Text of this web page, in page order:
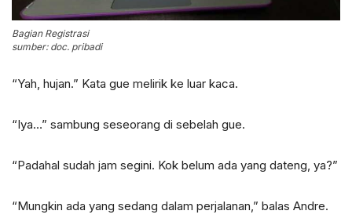
Bagian Registrasi
sumber: doc. pribadi
“Yah, hujan.” Kata gue melirik ke luar kaca.
“Iya…” sambung seseorang di sebelah gue.
“Padahal sudah jam segini. Kok belum ada yang dateng, ya?”
“Mungkin ada yang sedang dalam perjalanan,” balas Andre.